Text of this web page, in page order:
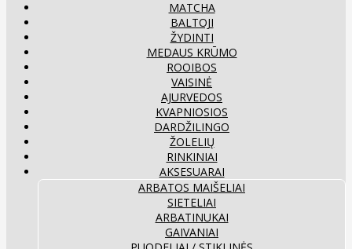
MATCHA
BALTOJI
ŽYDINTI
MEDAUS KRŪMO
ROOIBOS
VAISINĖ
AJURVEDOS
KVAPNIOSIOS
DARDŽILINGO
ŽOLELIŲ
RINKINIAI
AKSESUARAI
ARBATOS MAIŠELIAI
SIETELIAI
ARBATINUKAI
GAIVANIAI